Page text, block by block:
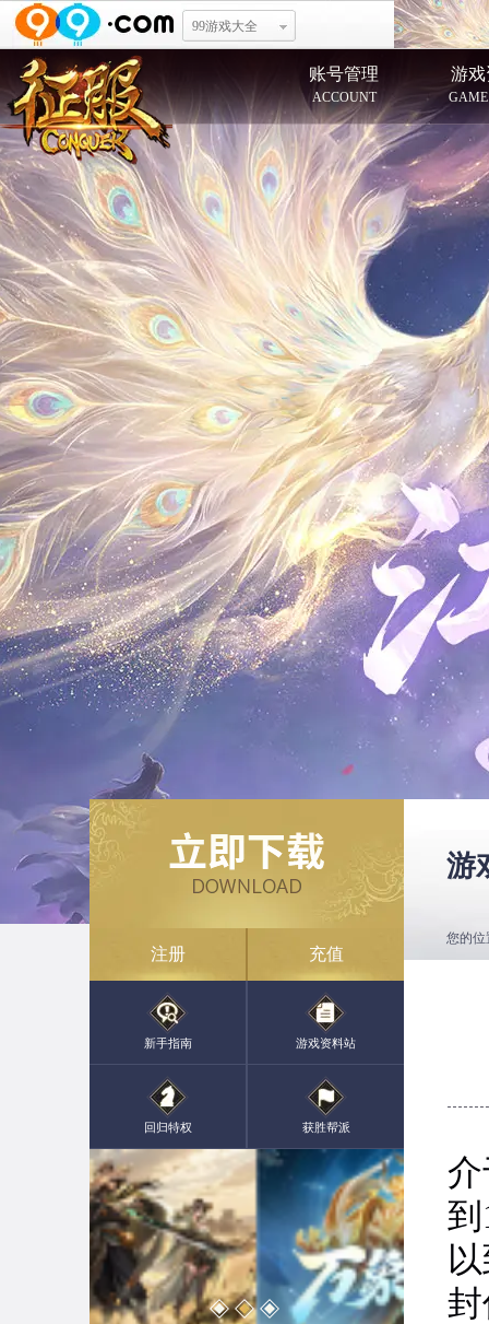
99游戏大全
账号管理
ACCOUNT
游
注册 充值
新手指南 游戏资料站
回归特权 获胜帮派
游
您的位